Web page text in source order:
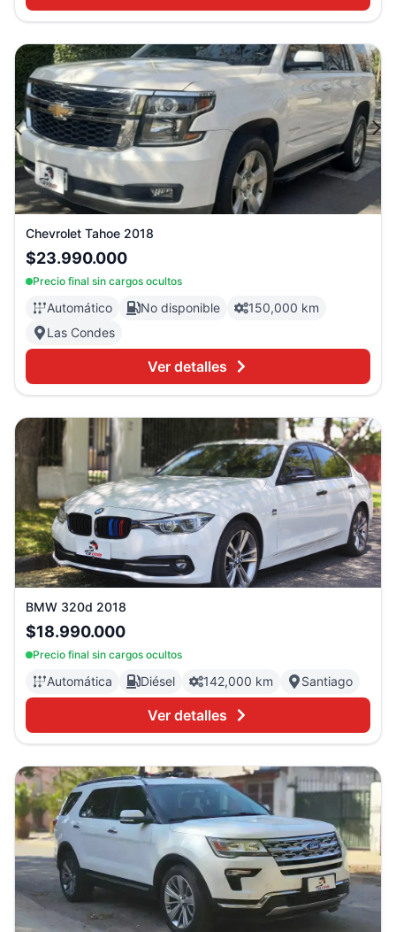
Chevrolet Tahoe 2018
$23.990.000
Precio final sin cargos ocultos
Automático No disponible
150,000 km
Las Condes
Ver detalles
BMW 320d 2018
$18.990.000
Precio final sin cargos ocultos
Automática Diésel 142,000 km Santiago
Ver detalles